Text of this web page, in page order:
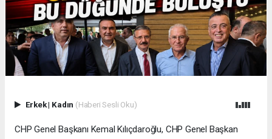
Erkek| Kadın (Haberi Sesli Oku)
CHP Genel Başkanı Kemal Kılıçdaroğlu, CHP Genel Başkan